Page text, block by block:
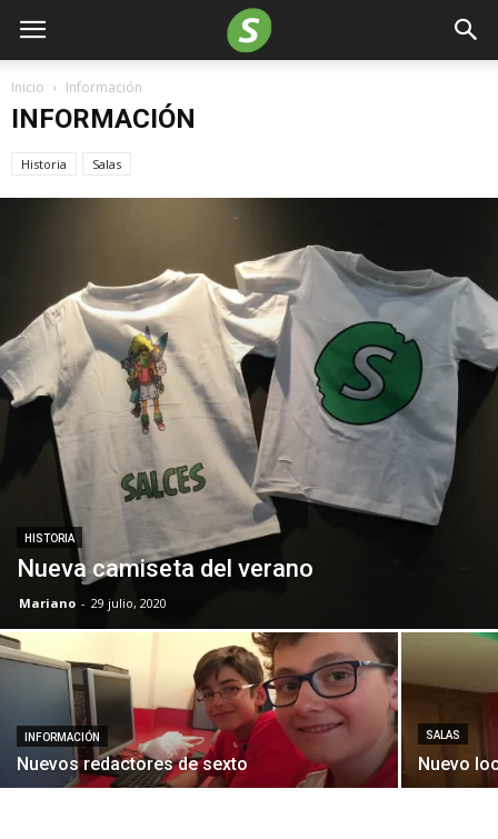
Inicio Información
INFORMACIÓN
Historia Salas
HISTORIA
Nueva camiseta del verano
Mariano - 29 julio, 2020
INFORMACIÓN
Nuevos redactores de sexto
SALAS
Nuevo